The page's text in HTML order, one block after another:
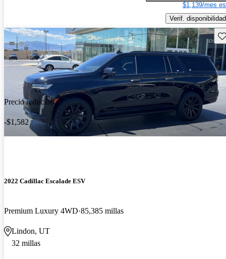
$1,139/mes
Verif. disponibilidad
Precio reducido
-$1,582
2022 Cadillac Escalade ESV
Premium Luxury 4WD 85,385 millas
Lindon, UT
32 millas